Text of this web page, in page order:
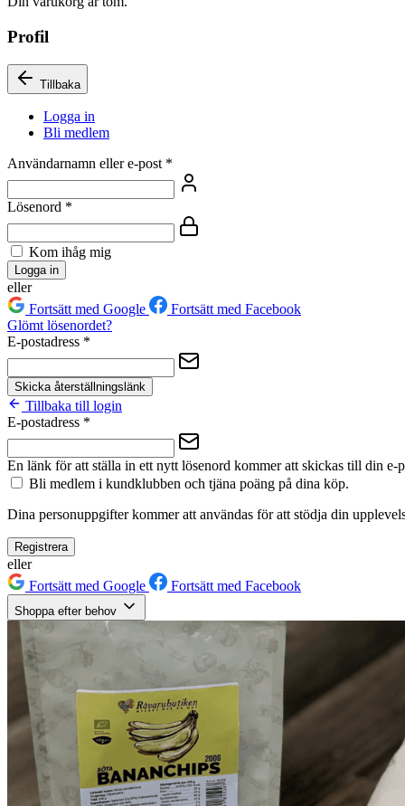
Profil
Tillbaka
Logga in
Bli medlem
Användarnamn eller e-post *
Lösenord *
Kom ihåg mig
Logga in
eller
Fortsätt med Google
Fortsätt med Facebook
Glömt lösenordet?
E-postadress *
Skicka återställningslänk
Tillbaka till login
E-postadress *
En länk för att ställa in ett nytt lösenord kommer att skickas till din e-
Bli medlem i kundklubben och tjäna poäng på dina köp.
Dina personuppgifter kommer att användas för att stödja din
Registrera
eller
Fortsätt med Google
Fortsätt med Facebook
Shoppa efter behov